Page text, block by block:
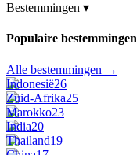
Bestemmingen ▾
Populaire bestemmingen
Alle bestemmingen →
Indonesië26
Zuid-Afrika25
Marokko23
India20
Thailand19